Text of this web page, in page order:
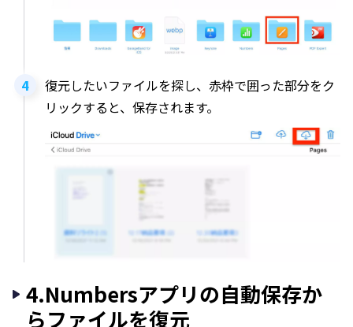
復元したいファイルを探し、赤枠で囲った部分をク
リックすると、保存されます。
4.Numbersアプリの自動保存か
らファイルを復元